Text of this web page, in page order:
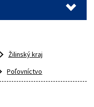
Žilinský kraj
Poľovníctvo